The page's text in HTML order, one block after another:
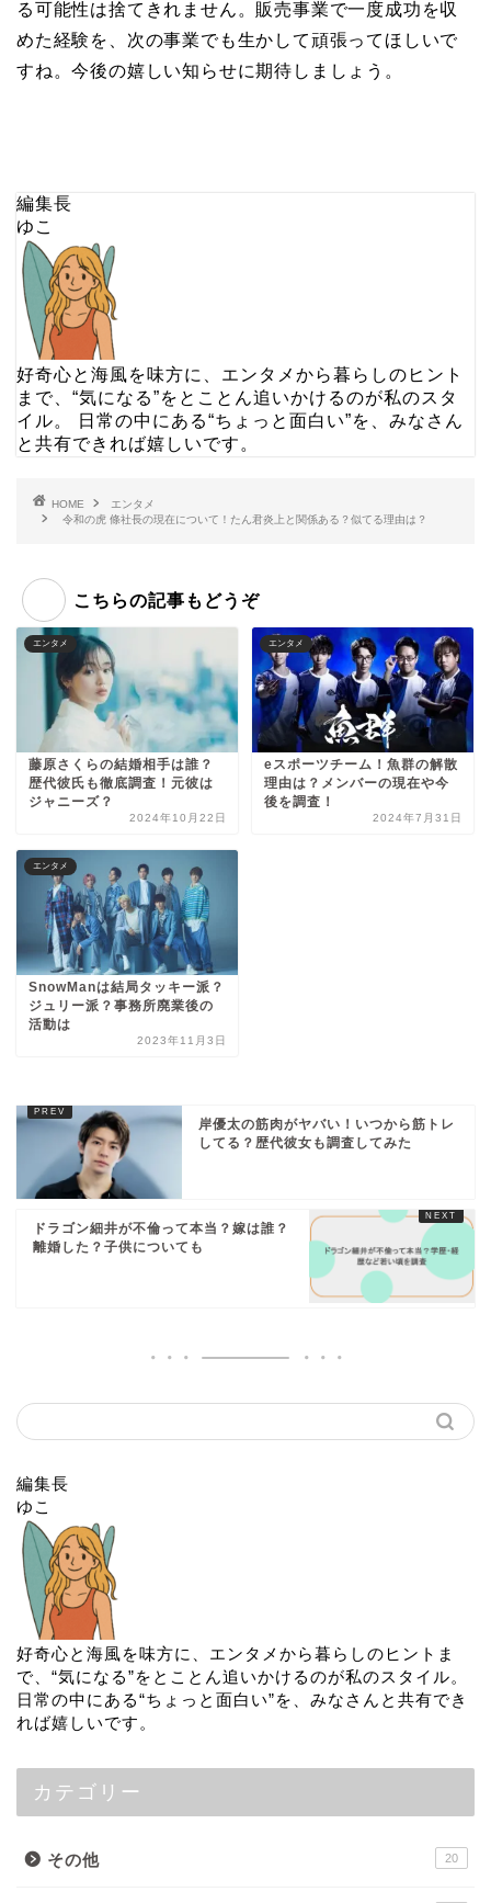
る可能性は捨てきれません。販売事業で一度成功を収
めた経験を、次の事業でも生かして頑張ってほしいで
すね。今後の嬉しい知らせに期待しましょう。
編集長
ゆこ
好奇心と海風を味方に、エンタメから暮らしのヒント
まで、“気になる”をとことん追いかけるのが私のスタ
イル。 日常の中にある“ちょっと面白い”を、みなさん
と共有できれば嬉しいです。
HOME
エンタメ
令和の虎 條社長の現在について！たん君炎上と関係ある？似てる理由は？
こちらの記事もどうぞ
エンタメ
藤原さくらの結婚相手は誰？
歴代彼氏も徹底調査！元彼は
ジャニーズ？
2024年10月22日
エンタメ
eスポーツチーム！魚群の解散
理由は？メンバーの現在や今
後を調査！
2024年7月31日
エンタメ
SnowManは結局タッキー派？
ジュリー派？事務所廃業後の
活動は
2023年11月3日
岸優太の筋肉がヤバい！いつから筋トレ
してる？歴代彼女も調査してみた
ドラゴン細井が不倫って本当？嫁は誰？
離婚した？子供についても
編集長
ゆこ
好奇心と海風を味方に、エンタメから暮らしのヒントま
で、“気になる”をとことん追いかけるのが私のスタイル。
日常の中にある“ちょっと面白い”を、みなさんと共有でき
れば嬉しいです。
カテゴリー
その他 20